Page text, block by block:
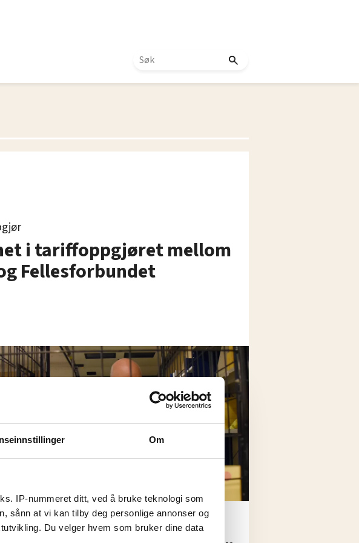
Om
IP-nummeret ditt, ved å bruke teknologi som
sånn at vi kan tilby deg personlige annonser og
Du velger hvem som bruker dine data
i tariffoppgjøret mellom
Fellesforbundet
om merarbeid: